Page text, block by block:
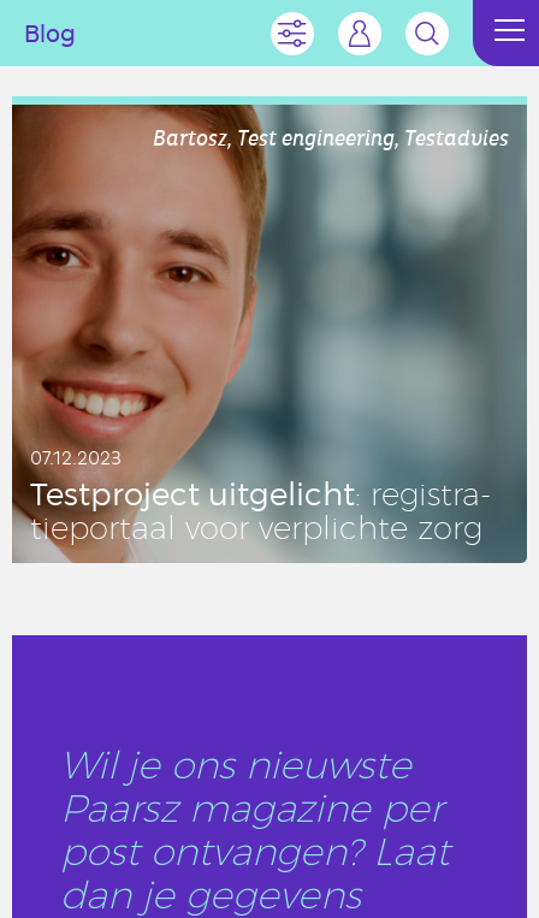
Blog
Bartosz, Test engineering, Testadvies
07.12.2023
Test­pro­ject uit­ge­licht: re­gi­stra­
tie­por­taal voor ver­plich­te zorg
Wil je ons nieuwste
Paarsz magazine per
post ontvangen? Laat
dan je gegevens